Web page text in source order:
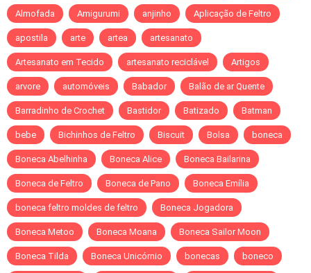
Almofada Amigurumi anjinho Aplicação de Feltro
apostila arte artea artesanato
Artesanato em Tecido artesanato reciclável Artigos
arvore automóveis Babador Balão de ar Quente
Barradinho de Crochet Bastidor Batizado Batman
bebe Bichinhos de Feltro Biscuit Bolsa boneca
Boneca Abelhinha Boneca Alice Boneca Bailarina
Boneca de Feltro Boneca de Pano Boneca Emília
boneca feltro moldes de feltro Boneca Jogadora
Boneca Metoo Boneca Moana Boneca Sailor Moon
Boneca Tilda Boneca Unicórnio bonecas boneco